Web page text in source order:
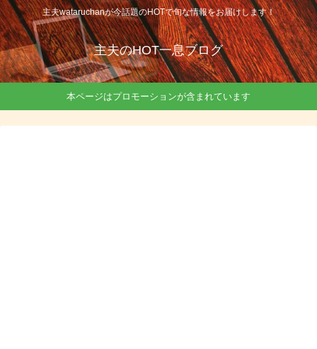
主夫wataruchanが今話題のHOTで旬な情報をお届けします！
主夫のHOT一息ブログ
本ページはプロモーションが含まれています